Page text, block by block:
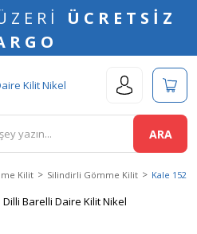
ÜCRETSİZ
ARA
Kilit Silindirli Gömme Kilit Kale